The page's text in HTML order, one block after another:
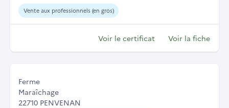
Vente aux professionnels (en gros)
Voir le certificat Voir la fiche
Ferme
Maraîchage
22710 PENVENAN